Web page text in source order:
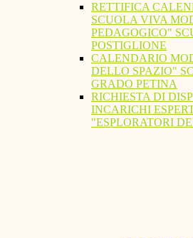
RETTIFICA
SCUOLA VIVA
PEDAGOGICO"
POSTIGLIONE
CALENDARIO
DELLO SPAZIO"
GRADO PETINA
RICHIESTA DI
INCARICHI
"ESPLORATORI